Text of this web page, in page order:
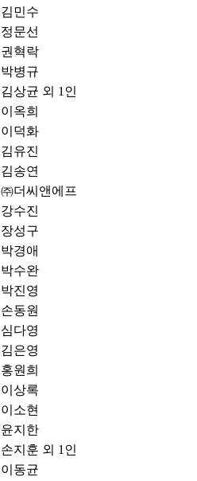
김민수
정문선
권혁락
박병규
김상균 외 1인
이옥희
이덕화
김유진
김송연
㈜더씨앤에프
강수진
장성구
박경애
박수완
박진영
손동원
심다영
김은영
홍원희
이상록
이소현
윤지한
손지훈 외 1인
이동균